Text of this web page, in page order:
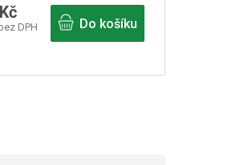
DPH Do košíku